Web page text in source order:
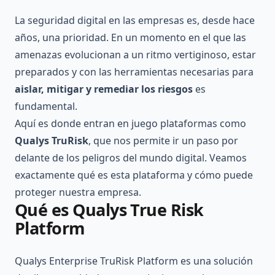
La seguridad digital en las empresas es, desde hace
años, una prioridad. En un momento en el que las
amenazas evolucionan a un ritmo vertiginoso, estar
preparados y con las herramientas necesarias para
aislar, mitigar y remediar los riesgos es
fundamental.
Aquí es donde entran en juego plataformas como
Qualys TruRisk, que nos permite ir un paso por
delante de los peligros del mundo digital. Veamos
exactamente qué es esta plataforma y cómo puede
proteger nuestra empresa.
Qué es Qualys True Risk
Platform
Qualys Enterprise TruRisk Platform es una solución